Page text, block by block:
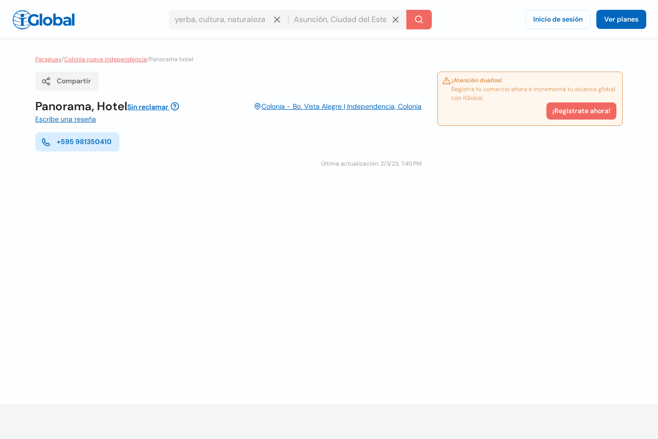
Inicio de sesión Ver planes
Paraguay/Colonia nueva independencia/Panorama hotel
Compartir
Panorama, HotelSin reclamar
Colonia - Bo. Vista Alegre | Independencia, Colonia
Escribe una reseña
+595 981350410
Última actualización: 2/3/23, 7:40 PM
¡Atención dueños!
Registra tu comercio ahora e incrementa tu alcance global
con iGlobal.
¡Registrate ahora!